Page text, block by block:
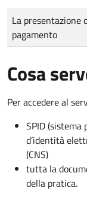
Tipo di pagamento
Importo
La presentazione
pagamento
Cosa
Per accedere al
SPID
d’identità
(CNS)
tutta la
della pratica.